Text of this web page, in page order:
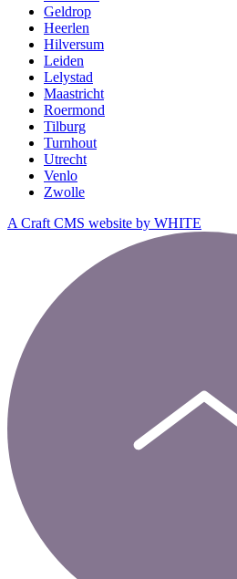
Geldrop
Heerlen
Hilversum
Leiden
Lelystad
Maastricht
Roermond
Tilburg
Turnhout
Utrecht
Venlo
Zwolle
A Craft CMS website by WHITE